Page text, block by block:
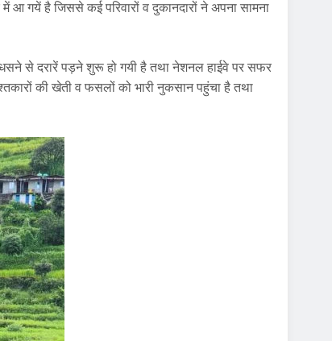
आ गयें है जिससे कई परिवारों व दुकानदारों ने अपना सामना
से दरारें पड़ने शुरू हो गयी है तथा नेशनल हाईवे पर सफर
की खेती व फसलों को भारी नुकसान पहुंचा है तथा